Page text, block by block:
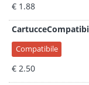
€ 1.88
Compatibile
€ 2.50